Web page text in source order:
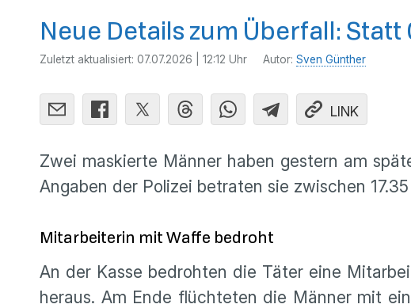
Neue Details zum Überfall: Statt
Zuletzt aktualisiert: 07.07.2026 | 12:12 Uhr Autor: Sven Günther
LINK
Zwei maskierte Männer haben gestern am
Angaben der Polizei betraten sie zwischen
Mitarbeiterin mit Waffe bedroht
An der Kasse bedrohten die Täter eine
heraus. Am Ende flüchteten die Männer mit